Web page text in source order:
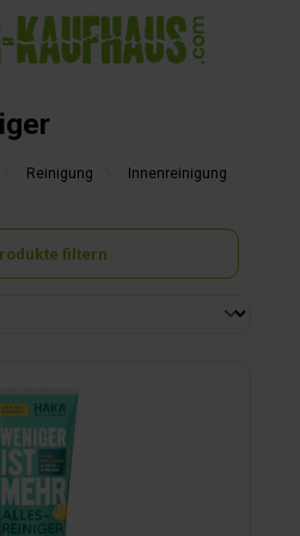
Reinigung
Innenreinigung
filtern